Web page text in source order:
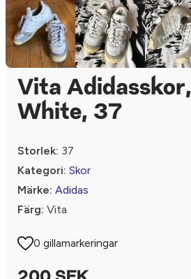
Vita
White, 37
Storlek: 37
Kategori: Skor
Märke: Adidas
Färg: Vita
0 gillamarkeringar